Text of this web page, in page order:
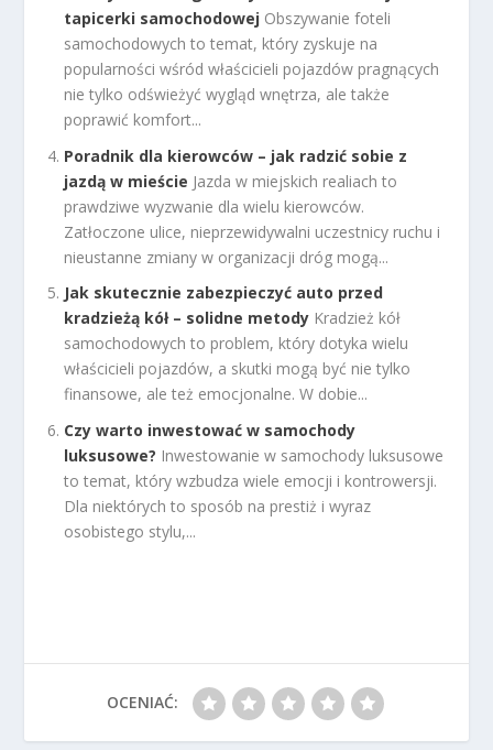
tapicerki samochodowej Obszywanie foteli
samochodowych to temat, który zyskuje na
popularności wśród właścicieli pojazdów pragnących
nie tylko odświeżyć wygląd wnętrza, ale także
poprawić komfort...
Poradnik dla kierowców – jak radzić sobie z
jazdą w mieście Jazda w miejskich realiach to
prawdziwe wyzwanie dla wielu kierowców.
Zatłoczone ulice, nieprzewidywalni uczestnicy ruchu i
nieustanne zmiany w organizacji dróg mogą...
Jak skutecznie zabezpieczyć auto przed
kradzieżą kół – solidne metody Kradzież kół
samochodowych to problem, który dotyka wielu
właścicieli pojazdów, a skutki mogą być nie tylko
finansowe, ale też emocjonalne. W dobie...
Czy warto inwestować w samochody
luksusowe? Inwestowanie w samochody luksusowe
to temat, który wzbudza wiele emocji i kontrowersji.
Dla niektórych to sposób na prestiż i wyraz
osobistego stylu,...
OCENIAĆ: